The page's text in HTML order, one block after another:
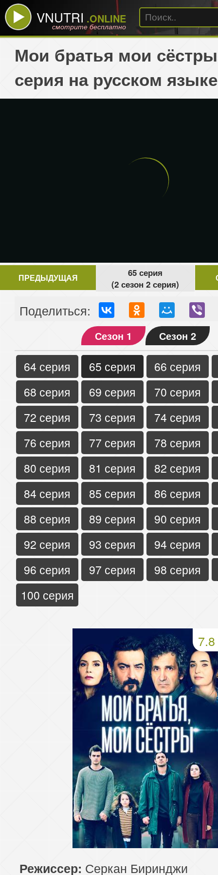
VNUTRI .ONLINE
смотрите бесплатно
Мои братья мои
серия на русском языке
ПРЕДЫДУЩАЯ
65 серия
(2 сезон 2 серия)
Поделиться:
Сезон 1 Сезон 2
64 серия 65 серия
66 серия
68 серия
69 серия
70 серия
72 серия
73 серия
74 серия
76 серия
77 серия
78 серия
80 серия
81 серия
82 серия
84 серия
85 серия
86 серия
88 серия
89 серия
90 серия
92 серия
93 серия
94 серия
96 серия
97 серия
98 серия
100 серия
7.8
Режиссер: Серкан Биринджи